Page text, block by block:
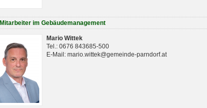
Mitarbeiter im Gebäudemanagement
Mario Wittek
Tel.: 0676 843685-500
E-Mail: mario.wittek@gemeinde-parndorf.at